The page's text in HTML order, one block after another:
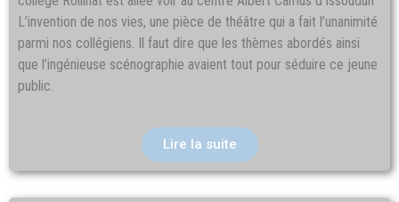
L’invention de nos vies, une pièce de théâtre qui a fait l’unanimité
parmi nos collégiens. Il faut dire que les thèmes abordés ainsi
que l’ingénieuse scénographie avaient tout pour séduire ce jeune
public.
Lire la suite